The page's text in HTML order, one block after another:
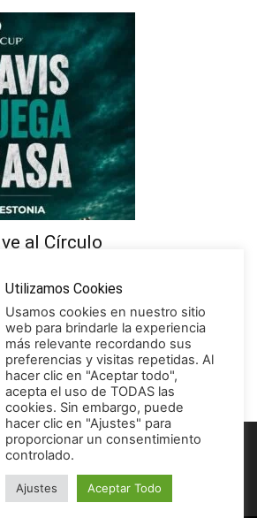
al Círculo
Utilizamos Cookies
Usamos cookies en nuestro sitio
web para brindarle la experiencia
más relevante recordando sus
preferencias y visitas repetidas. Al
hacer clic en "Aceptar todo",
acepta el uso de TODAS las
cookies. Sin embargo, puede
hacer clic en "Ajustes" para
proporcionar un consentimiento
controlado.
Ajustes Aceptar Todo